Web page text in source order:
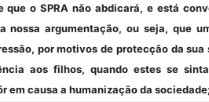
que o SPRA não abdicará, e está
nossa argumentação, ou seja, que
por motivos de protecção da sua
aos filhos, quando estes se
em causa a humanização da